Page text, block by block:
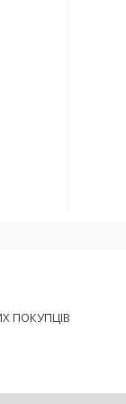
ПОКУПЦІВ